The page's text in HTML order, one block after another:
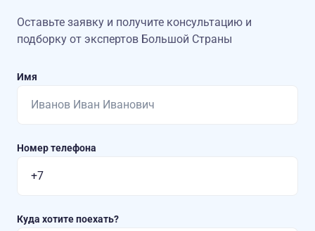
Оставьте заявку и получите консультацию и
подборку от экспертов Большой Страны
Имя
Номер телефона
Куда хотите поехать?